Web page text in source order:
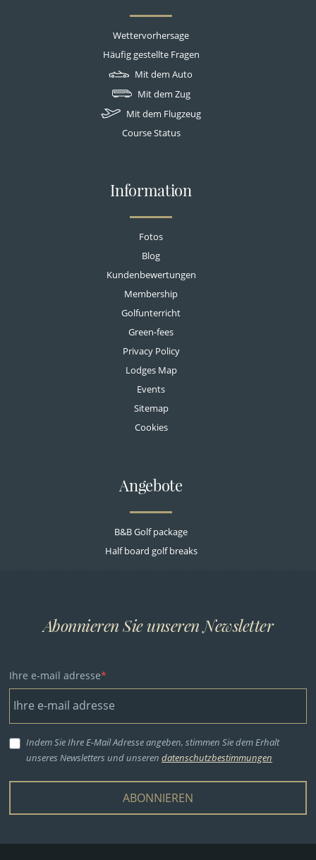
Wettervorhersage
Häufig gestellte Fragen
Mit dem Auto
Mit dem Zug
Mit dem Flugzeug
Course Status
Information
Fotos
Blog
Kundenbewertungen
Membership
Golfunterricht
Green-fees
Privacy Policy
Lodges Map
Events
Sitemap
Cookies
Angebote
B&B Golf package
Half board golf breaks
Abonnieren Sie unseren Newsletter
Ihre e-mail adresse
Indem Sie Ihre E-Mail Adresse angeben, stimmen Sie dem Erhalt
unseres Newsletters und unseren datenschutzbestimmungen
ABONNIEREN